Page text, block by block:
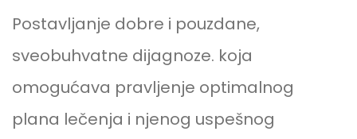
Postavljanje dobre i pouzdane,
sveobuhvatne dijagnoze. koja
omogućava pravljenje optimalnog
plana lečenja i njenog uspešnog